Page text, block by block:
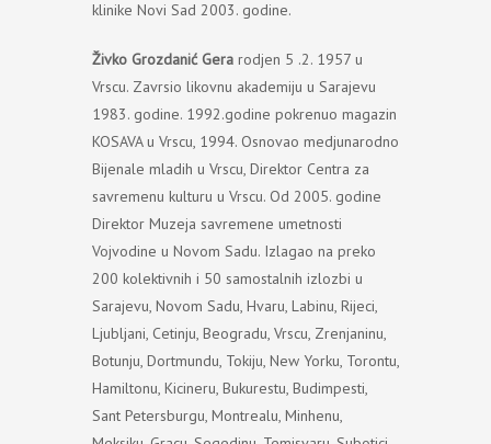
klinike Novi Sad 2003. godine.
Živko Grоzdanić Gera rodjen 5 .2. 1957 u
Vrscu. Zavrsio likovnu akademiju u Sarajevu
1983. godine. 1992.godine pokrenuo magazin
KOSAVA u Vrscu, 1994. Osnovao medjunarodno
Bijenale mladih u Vrscu, Direktor Centra za
savremenu kulturu u Vrscu. Od 2005. godine
Direktor Muzeja savremene umetnosti
Vojvodine u Novom Sadu. Izlagao na preko
200 kolektivnih i 50 samostalnih izlozbi u
Sarajevu, Novom Sadu, Hvaru, Labinu, Rijeci,
Ljubljani, Cetinju, Beogradu, Vrscu, Zrenjaninu,
Botunju, Dortmundu, Tokiju, New Yorku, Torontu,
Hamiltonu, Kicineru, Bukurestu, Budimpesti,
Sant Petersburgu, Montrealu, Minhenu,